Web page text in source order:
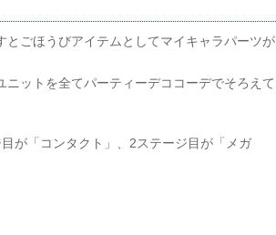
ごほうびアイテムとしてマイキャラパーツが
ットを全てパーティーデココーデでそろえて
が「コンタクト」、2ステージ目が「メガ